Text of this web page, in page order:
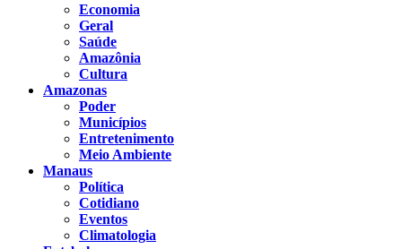
Economia
Geral
Saúde
Amazônia
Cultura
Amazonas
Poder
Municípios
Entretenimento
Meio Ambiente
Manaus
Política
Cotidiano
Eventos
Climatologia